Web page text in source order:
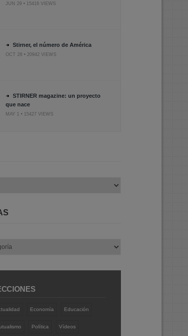
JUN 29 • 15416 VIEWS
Stirner, el número de América
OCT 28 • 20942 VIEWS
STIRNER magazine: un proyecto
que nace
MAY 1 • 15427 VIEWS
Economía Educación
Política Vídeos